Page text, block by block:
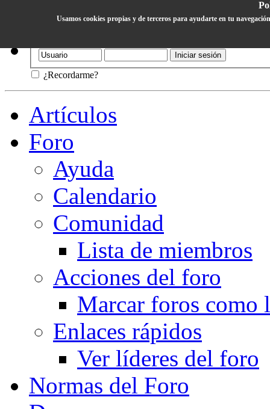
¿Recordarme?
Usamos cookies propias y de terceros para ayudarte en tu
Artículos
Foro
Ayuda
Calendario
Comunidad
Lista de miembros
Acciones del foro
Marcar foros como
Enlaces rápidos
Ver líderes del foro
Normas del Foro